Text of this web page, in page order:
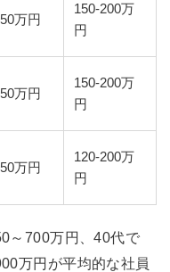
万円
150-200万
円
万円
150-200万
円
万円
120-200万
円
～700万円、40代で
万円が平均的な社員